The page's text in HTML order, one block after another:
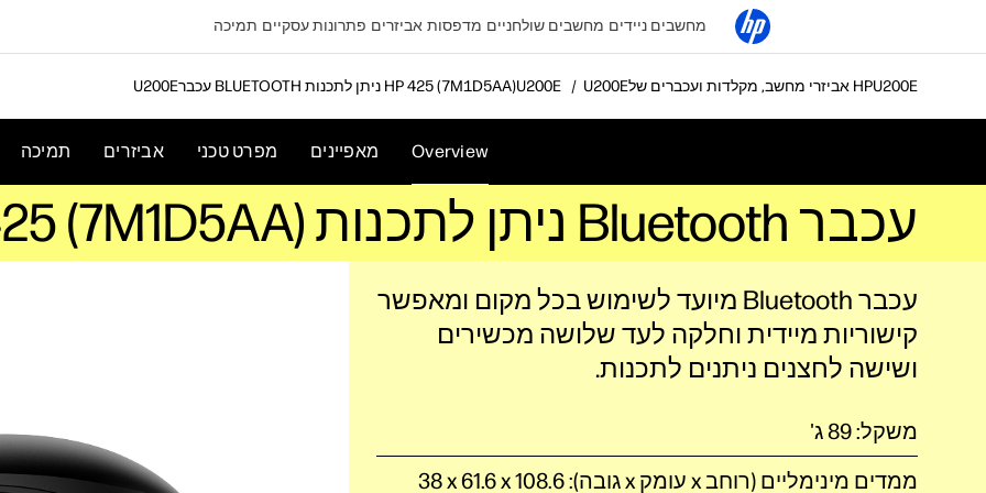
מחשבים ניידים מחשבים שולחניים מדפסות אביזרים פתרונות עסקיים תמיכה
אביזרי מחשב, מקלדות ועכברים של HP עכבר BLUETOOTH ניתן לתכנות HP 425 (7M1D5AA)
Overview מאפיינים מפרט טכני אביזרים תמיכה
עכבר Bluetooth ניתן לתכנות HP 425 (7M1D5AA)
עכבר Bluetooth מיועד לשימוש בכל מקום ומאפשר
קישוריות מיידית וחלקה לעד שלושה מכשירים
ושישה לחצנים ניתנים לתכנות.
משקל: 89 ג'
ממדים מינימליים (רוחב x עומק x גובה): 108.6 x‏ 61.6 x‏ 38